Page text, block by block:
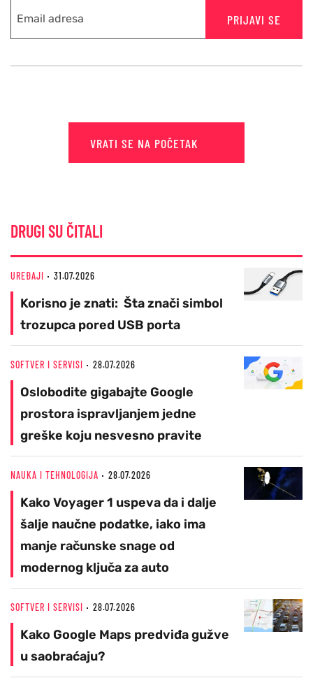
PRIJAVI SE
VRATI SE NA POČETAK
DRUGI SU ČITALI
UREĐAJI 31.07.2026
Korisno je znati: Šta znači simbol
trozupca pored USB porta
SOFTVER I SERVISI 28.07.2026
Oslobodite gigabajte Google
prostora ispravljanjem jedne
greške koju nesvesno pravite
NAUKA I TEHNOLOGIJA 28.07.2026
Kako Voyager 1 uspeva da i dalje
šalje naučne podatke, iako ima
manje računske snage od
modernog ključa za auto
SOFTVER I SERVISI 28.07.2026
Kako Google Maps predviđa gužve
u saobraćaju?